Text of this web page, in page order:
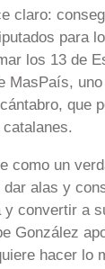
claro:
para
los 13 de
MasPaís,
que
como un
alas y
y convertir a
González
hacer lo